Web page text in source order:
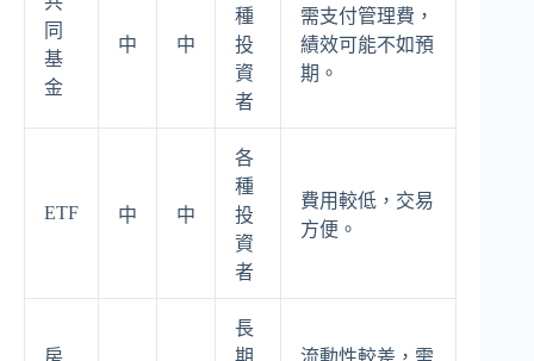
同
基
金
中 中
種
投
資
者
需支付管理費，
績效可能不如預
期。
ETF 中 中
各
種
投
資
者
費用較低，交易
方便。
房
長
期
流動性較差，需